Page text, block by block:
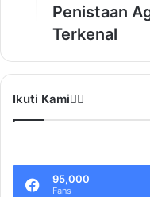
Penistaan
Terkenal
Ikuti Kami❤️‍🔥
95,000
Fans